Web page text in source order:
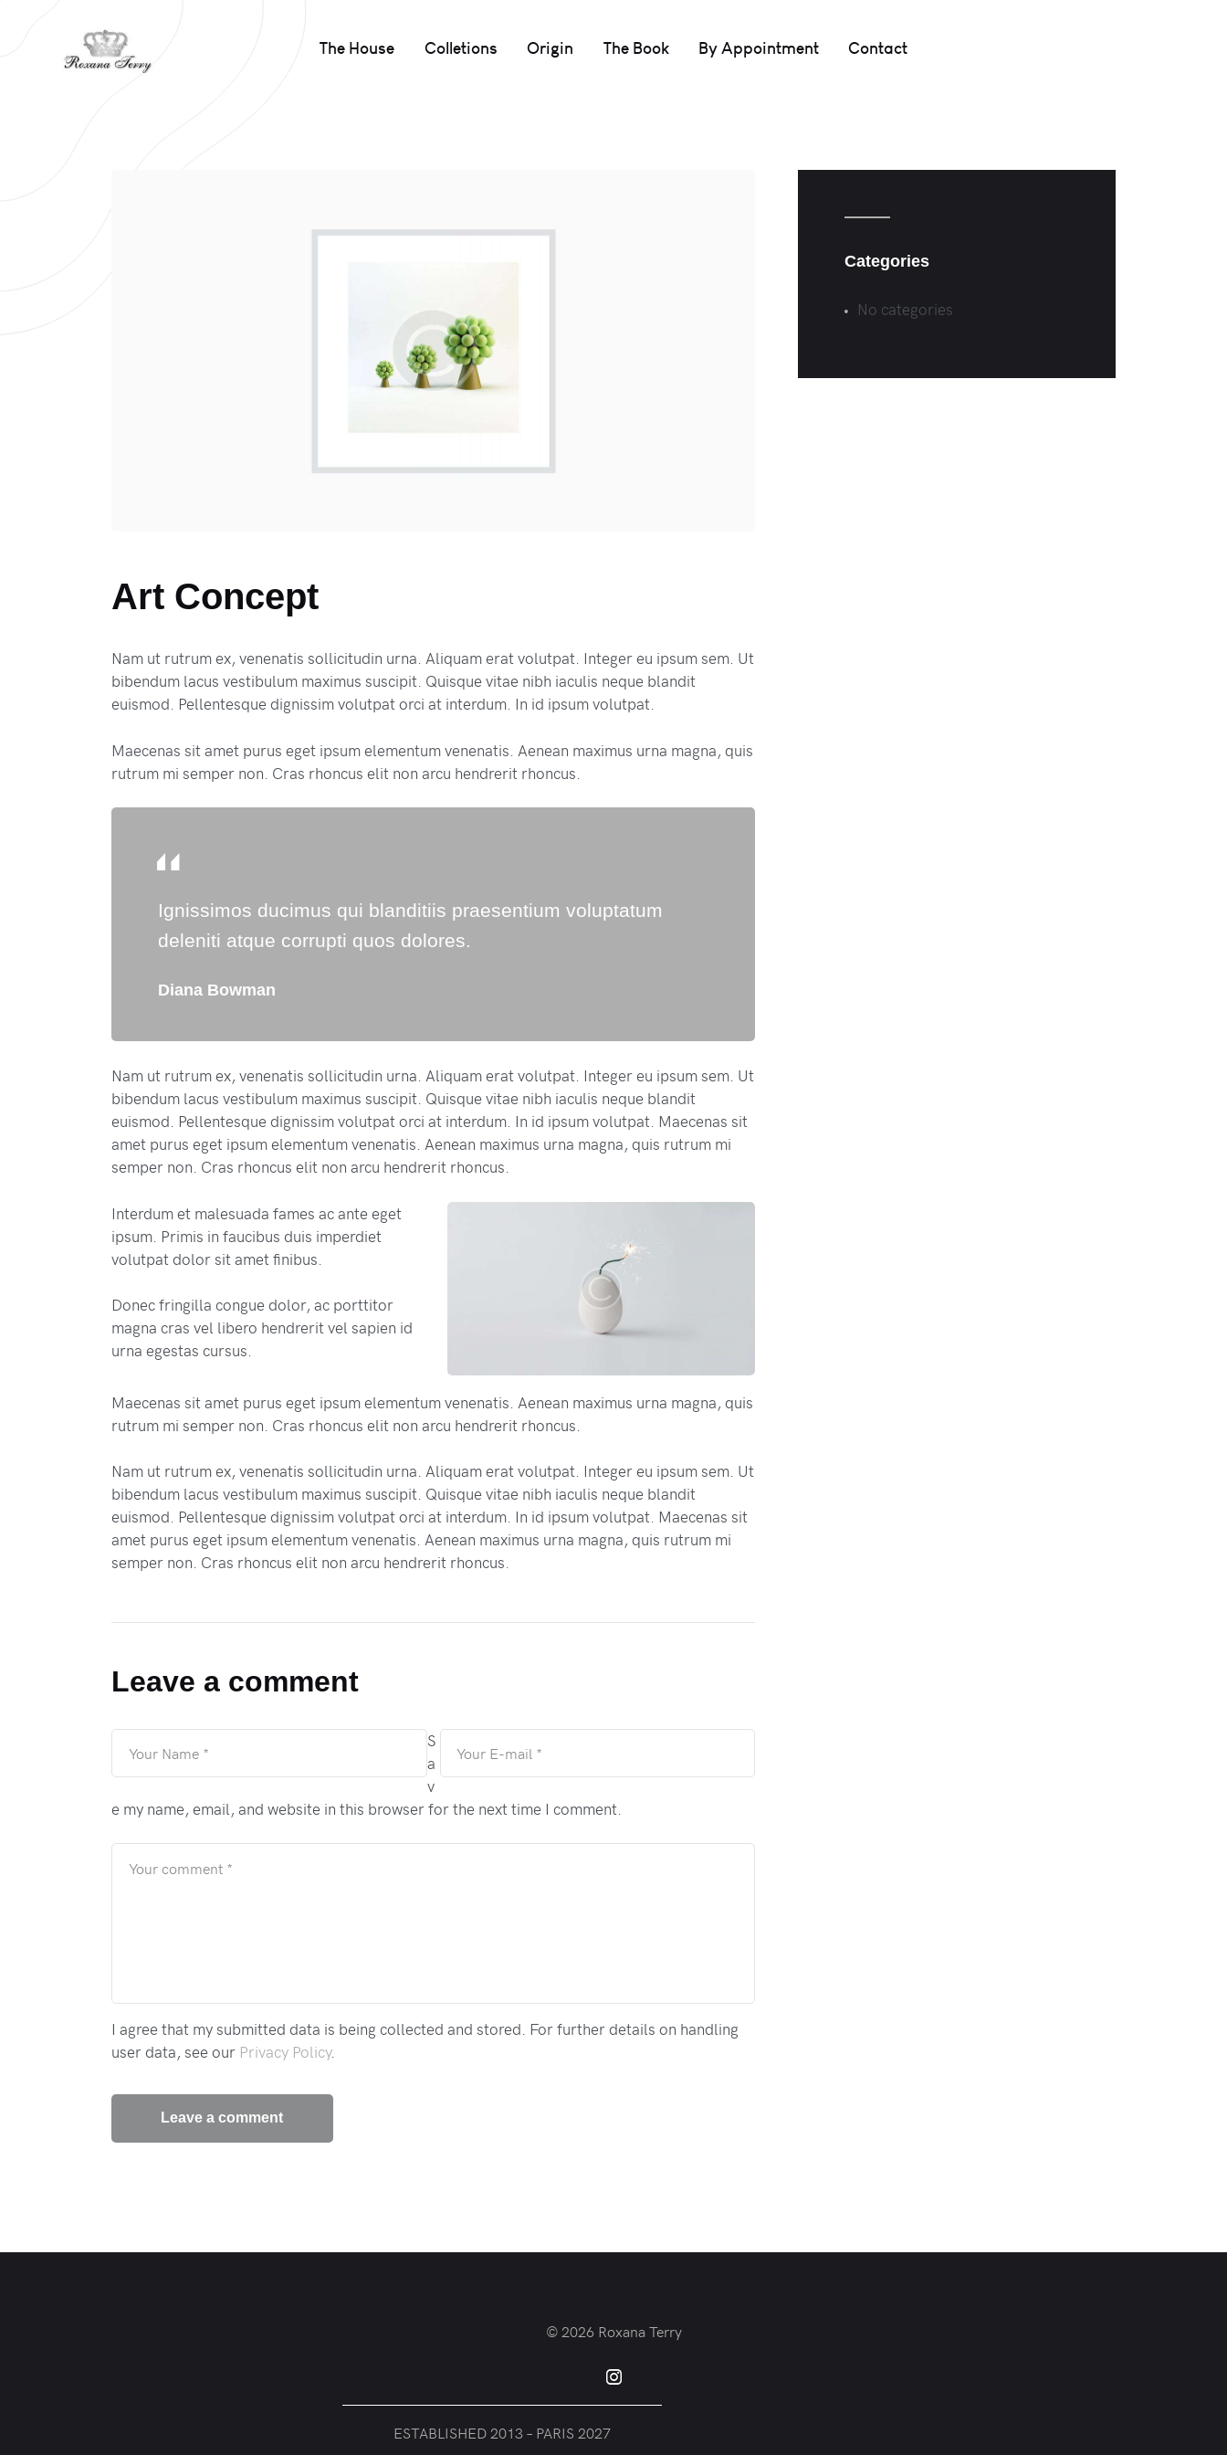
The House Colletions Origin The Book By Appointment Contact
Art Concept
Nam ut rutrum ex, venenatis sollicitudin urna. Aliquam erat volutpat. Integer eu ipsum sem. Ut
bibendum lacus vestibulum maximus suscipit. Quisque vitae nibh iaculis neque blandit
euismod. Pellentesque dignissim volutpat orci at interdum. In id ipsum volutpat.
Maecenas sit amet purus eget ipsum elementum venenatis. Aenean maximus urna magna, quis
rutrum mi semper non. Cras rhoncus elit non arcu hendrerit rhoncus.
Ignissimos ducimus qui blanditiis praesentium voluptatum
deleniti atque corrupti quos dolores.
Diana Bowman
Nam ut rutrum ex, venenatis sollicitudin urna. Aliquam erat volutpat. Integer eu ipsum sem. Ut
bibendum lacus vestibulum maximus suscipit. Quisque vitae nibh iaculis neque blandit
euismod. Pellentesque dignissim volutpat orci at interdum. In id ipsum volutpat. Maecenas sit
amet purus eget ipsum elementum venenatis. Aenean maximus urna magna, quis rutrum mi
semper non. Cras rhoncus elit non arcu hendrerit rhoncus.
Interdum et malesuada fames ac ante eget
ipsum. Primis in faucibus duis imperdiet
volutpat dolor sit amet finibus.
Donec fringilla congue dolor, ac porttitor
magna cras vel libero hendrerit vel sapien id
urna egestas cursus.
Maecenas sit amet purus eget ipsum elementum venenatis. Aenean maximus urna magna, quis
rutrum mi semper non. Cras rhoncus elit non arcu hendrerit rhoncus.
Nam ut rutrum ex, venenatis sollicitudin urna. Aliquam erat volutpat. Integer eu ipsum sem. Ut
bibendum lacus vestibulum maximus suscipit. Quisque vitae nibh iaculis neque blandit
euismod. Pellentesque dignissim volutpat orci at interdum. In id ipsum volutpat. Maecenas sit
amet purus eget ipsum elementum venenatis. Aenean maximus urna magna, quis rutrum mi
semper non. Cras rhoncus elit non arcu hendrerit rhoncus.
Leave a comment
S
a
v
e my name, email, and website in this browser for the next time I comment.
I agree that my submitted data is being collected and stored. For further details on handling
user data, see our Privacy Policy.
Categories
No categories
© 2026 Roxana Terry
ESTABLISHED 2013 – PARIS 2027